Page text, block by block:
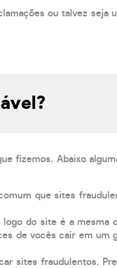
ou talvez seja
fizemos. Abaixo
que sites
do site é a mesma
de vocês cair em um
sites fraudulentos.